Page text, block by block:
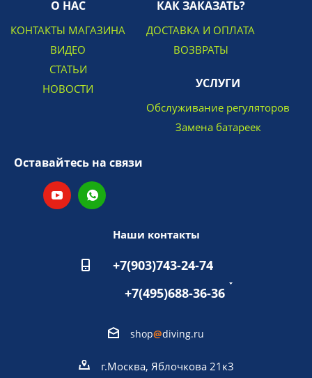
О НАС
КОНТАКТЫ МАГАЗИНА
ВИДЕО
СТАТЬИ
НОВОСТИ
КАК ЗАКАЗАТЬ?
ДОСТАВКА И ОПЛАТА
ВОЗВРАТЫ
УСЛУГИ
Обслуживание регуляторов
Замена батареек
Оставайтесь на связи
Наши контакты
+7(903)743-24-74
+7(495)688-36-36
shop@diving.ru
г.Москва, Яблочкова 21к3